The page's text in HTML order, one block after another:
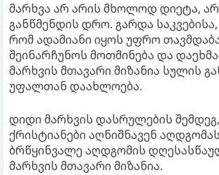
მარხვა არ არის მხოლოდ დიეტა,
განწმენდის დრო. გარდა
რომ ადამიანი იყოს უფრო
შეინარჩუნოს მოთმინება და
მარხვის მთავარი მიზანია სულის
უფალთან დაახლოება.
დიდი მარხვის დასრულების
ქრისტიანები აღნიშნავენ
ბრწყინვალე აღდგომის
მარხვის მთავარი მიზანია.